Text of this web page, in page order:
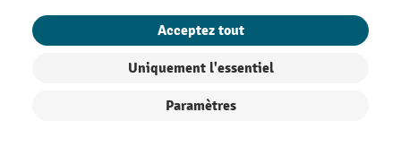
comptage et la formulation. Elle convient aux articles
légers. Sa petite taille et son mode sans fil en option
site d'utilisation.
Afin d’éviter tout risque, l'utilisation des balances en acier